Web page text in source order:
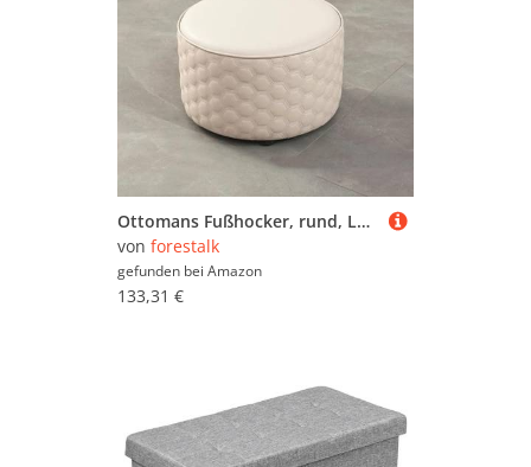
Ottomans Fußhocker, rund, Lederfußhocker, Schuhwechselhocker, Sitzhocker für Wohnzimmer, Küche, Schlafzimmer, Balkon, Hocker, Auflage (Größe: 36 x 26 cm, Farbe: Hellgrau)
von forestalk
gefunden bei Amazon
133,31 €